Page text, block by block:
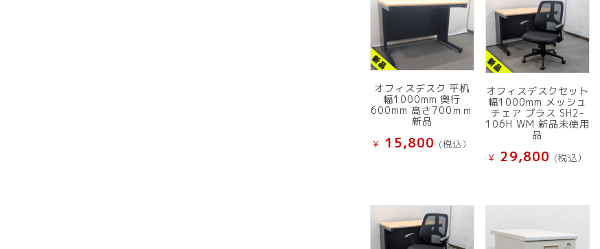
オフィスデスク 平机
幅1000mm 奥行
600mm 高さ700ｍｍ
新品
¥ 15,800 (税込）
オフィスデスクセット
幅1000mm メッシュ
チェア プラス SH2-
106H WM 新品未使用
品
¥ 29,800 (税込）